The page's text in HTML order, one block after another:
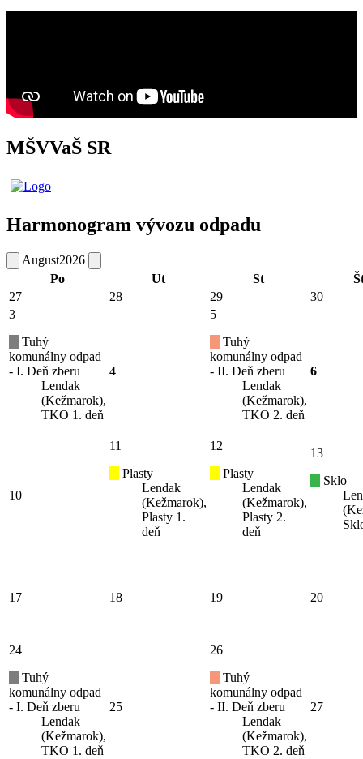
MŠVVaŠ SR
Harmonogram vývozu odpadu
August2026
Po
Ut St
27
28 29
30
3
Tuhý
komunálny odpad
- I. Deň zberu
Lendak
(Kežmarok),
TKO 1. deň
4
5
Tuhý
komunálny odpad
- II. Deň zberu
Lendak
(Kežmarok),
TKO 2. deň
6
10
11
Plasty
Lendak
(Kežmarok),
Plasty 1.
deň
12
Plasty
Lendak
(Kežmarok),
Plasty 2.
deň
13
Sklo
17 18 19 20
24
Tuhý
komunálny odpad
- I. Deň zberu
Lendak
(Kežmarok),
TKO 1. deň
25
26
Tuhý
komunálny odpad
- II. Deň zberu
Lendak
(Kežmarok),
TKO 2. deň
27